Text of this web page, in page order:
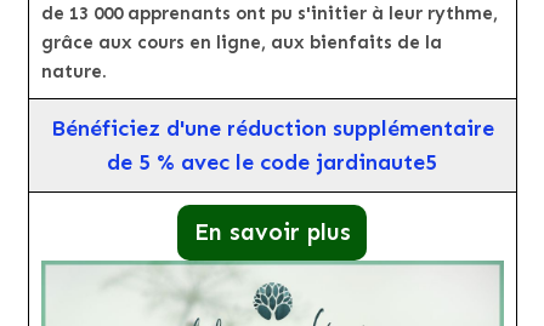
de 13 000 apprenants ont pu s'initier à leur rythme,
grâce aux cours en ligne, aux bienfaits de la
nature.
Bénéficiez d'une réduction supplémentaire
de 5 % avec le code jardinaute5
En savoir plus